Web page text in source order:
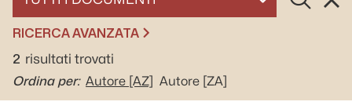
SELEZIONA UN DOCUMENTO
RICERCA AVANZATA
2 risultati trovati
Ordina per: Autore [AZ] Autore [ZA]